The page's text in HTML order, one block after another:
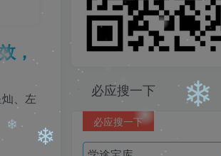
，
、左 必应搜一下
必应搜一下